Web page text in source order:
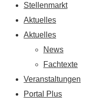
Stellenmarkt
Aktuelles
Aktuelles
News
Fachtexte
Veranstaltungen
Portal Plus